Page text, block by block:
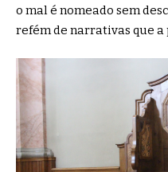
o mal é nomeado sem
refém de narrativas que a